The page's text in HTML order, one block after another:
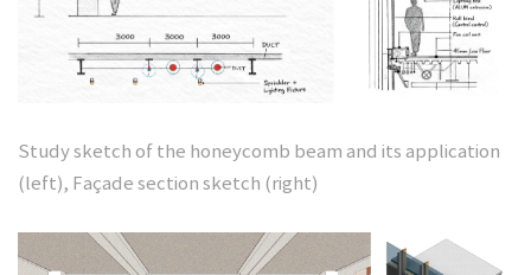
Study sketch of the honeycomb beam and its application
(left), Façade section sketch (right)